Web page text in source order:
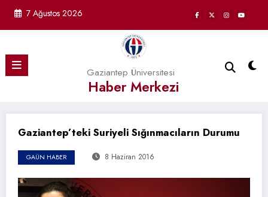
7 Ağustos 2026
Gaziantep Üniversitesi
Haber Merkezi
Gaziantep’teki Suriyeli Sığınmacıların Durumu
GAÜN HABER 8 Haziran 2016